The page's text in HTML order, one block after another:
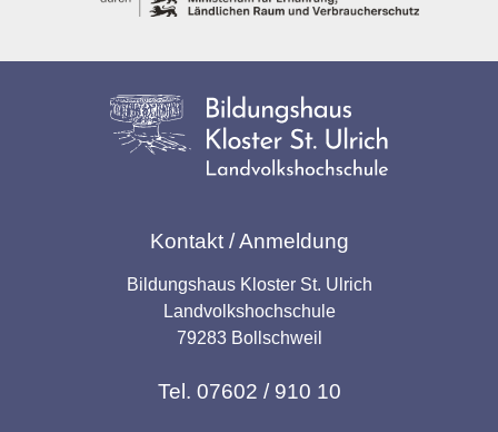
Kontakt / Anmeldung
Bildungshaus Kloster St. Ulrich
Landvolkshochschule
79283 Bollschweil
Tel. 07602 / 910 10